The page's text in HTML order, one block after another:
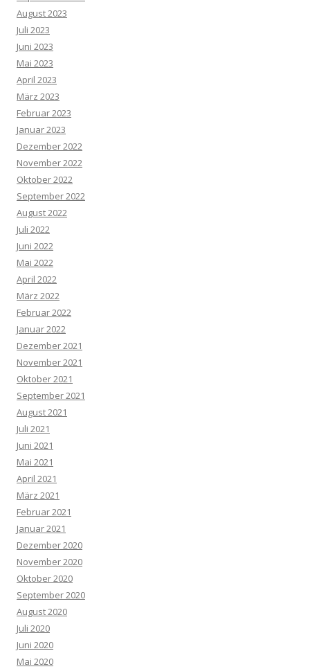
August 2023
Juli 2023
Juni 2023
Mai 2023
April 2023
März 2023
Februar 2023
Januar 2023
Dezember 2022
November 2022
Oktober 2022
September 2022
August 2022
Juli 2022
Juni 2022
Mai 2022
April 2022
März 2022
Februar 2022
Januar 2022
Dezember 2021
November 2021
Oktober 2021
September 2021
August 2021
Juli 2021
Juni 2021
Mai 2021
April 2021
März 2021
Februar 2021
Januar 2021
Dezember 2020
November 2020
Oktober 2020
September 2020
August 2020
Juli 2020
Juni 2020
Mai 2020